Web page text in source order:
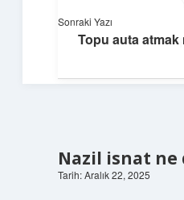
Keyifli vakit için kısa
Nazil isnat ne
Tarih: Aralık 22, 2025
Sonraki Yazı
Topu auta atmak